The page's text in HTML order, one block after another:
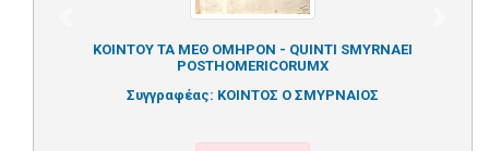
ΚΟΙΝΤΟΥ ΤΑ ΜΕΘ ΟΜΗΡΟΝ - QUINTI SMYRNAEI
POSTHOMERICORUMX
Συγγραφέας: ΚΟΙΝΤΟΣ Ο ΣΜΥΡΝΑΙΟΣ